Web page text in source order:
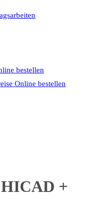
bestellen
Online bestellen
+